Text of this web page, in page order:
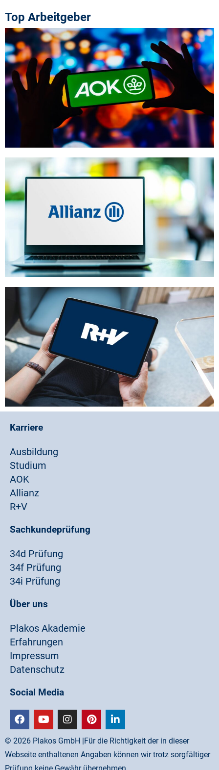
Top Arbeitgeber
Karriere
Ausbildung
Studium
AOK
Allianz
R+V
Sachkundeprüfung
34d Prüfung
34f Prüfung
34i Prüfung
Über uns
Plakos Akademie
Erfahrungen
Impressum
Datenschutz
Social Media
© 2026 Plakos GmbH |Für die Richtigkeit der in dieser
Webseite enthaltenen Angaben können wir trotz sorgfältiger